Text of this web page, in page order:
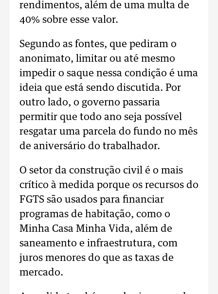
rendimentos, além de uma multa de
40% sobre esse valor.
Segundo as fontes, que pediram o
anonimato, limitar ou até mesmo
impedir o saque nessa condição é uma
ideia que está sendo discutida. Por
outro lado, o governo passaria
permitir que todo ano seja possível
resgatar uma parcela do fundo no mês
de aniversário do trabalhador.
O setor da construção civil é o mais
crítico à medida porque os recursos do
FGTS são usados para financiar
programas de habitação, como o
Minha Casa Minha Vida, além de
saneamento e infraestrutura, com
juros menores do que as taxas de
mercado.